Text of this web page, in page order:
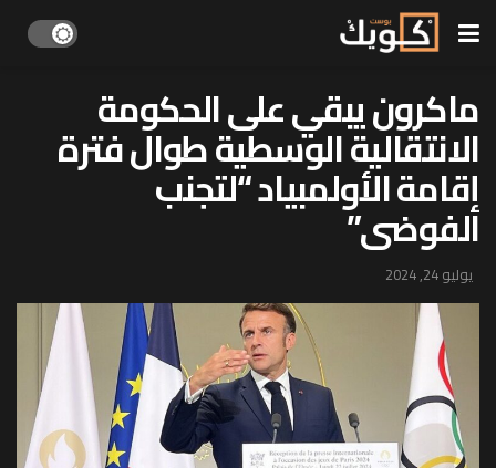
ماكرون يبقي على الحكومة
الانتقالية الوسطية طوال فترة
إقامة الأولمبياد “لتجنب
الفوضى”
يوليو 24, 2024